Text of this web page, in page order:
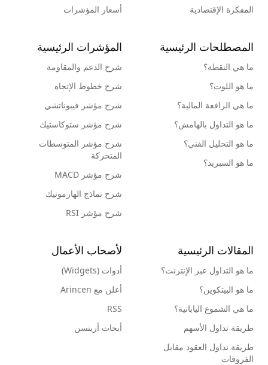
المفكرة الإقتصادية
أسعار المؤشرات
المصطلحات الرئيسية
ما هي النقطة؟
ما هو اللوت؟
ما هي الرافعة المالية؟
ما هو التداول بالهامش؟
ما هو التحليل الفني؟
ما هو السبريد؟
المؤشرات الرئيسية
شرح الدعم والمقاومة
شرح خطوط الإتجاه
شرح مؤشر فيبوناتشي
شرح مؤشر ستوكاستيك
شرح مؤشر المتوسطات
المتحركة
شرح مؤشر MACD
شرح نماذج الهارمونيك
شرح مؤشر RSI
المقالات الرئيسية
ما هو التداول عبر الإنترنت؟
ما هو البيتكوين؟
ما هي الشموع اليابانية؟
طريقة تداول الأسهم
طريقة تداول العقود مقابل
الفروقات
لأصحاب الأعمال
أدوات (Widgets)
أعلن مع Arincen
RSS
أبحاث أرينسن